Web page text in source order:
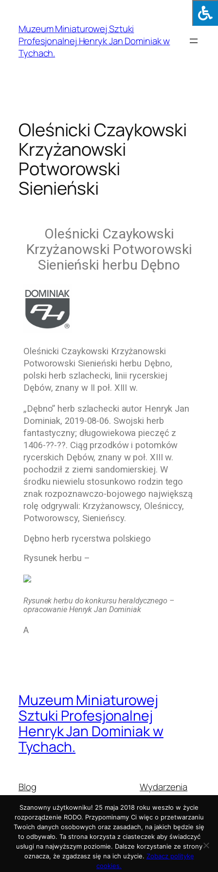
Muzeum Miniaturowej Sztuki
Profesjonalnej Henryk Jan Dominiak w
Tychach.
Oleśnicki Czaykowski
Krzyżanowski
Potworowski
Sienieński
Oleśnicki Czaykowski
Krzyżanowski Potworowski
Sienieński herbu Dębno
Oleśnicki Czaykowski Krzyżanowski
Potworowski Sienieński herbu Dębno,
polski herb szlachecki, linii rycerskiej
Dębów, znany w II poł. XIII w.
„Dębno” herb szlachecki autor Henryk Jan
Dominiak, 2019-08-06. Swojski herb
fantastyczny; długowiekowa pieczęć z
1406-??-??. Ciąg przodków i potomków
rycerskich Dębów, znany w poł. XIII w.
pochodził z ziemi sandomierskiej. W
środku niewielu stosunkowo rodzin tego
znak rozpoznawczo-bojowego największą
rolę odgrywali: Krzyżanowscy, Oleśniccy,
Potworowscy, Sienieńscy.
Dębno herb rycerstwa polskiego
Rysunek herbu –
Rysunek herbu do konkursu heraldycznego –
opracowanie Henryk Jan Dominiak
A
Muzeum Miniaturowej
Sztuki Profesjonalnej
Henryk Jan Dominiak w
Tychach.
Blog
O nas
Najczęściej zadawane pytania
Autorzy
Wydarzenia
Sklep
Wzorce
Motywy
Dwadzieścia Dwadzieścia-Pięć
Szanowny użytkowniku! 25 maja 2018 roku weszło w życie
rozporządzenie RODO. Przypominamy Ci więc o przetwarzaniu
Twoich danych osobowych oraz zasadach, na jakich będzie się
to odbywało. Ta strona korzysta z ciasteczek aby świadczyć
usługi na najwyższym poziomie. Dalsze korzystanie ze strony
oznacza, że zgadzasz się na ich użycie. Zobacz politykę
cookies.